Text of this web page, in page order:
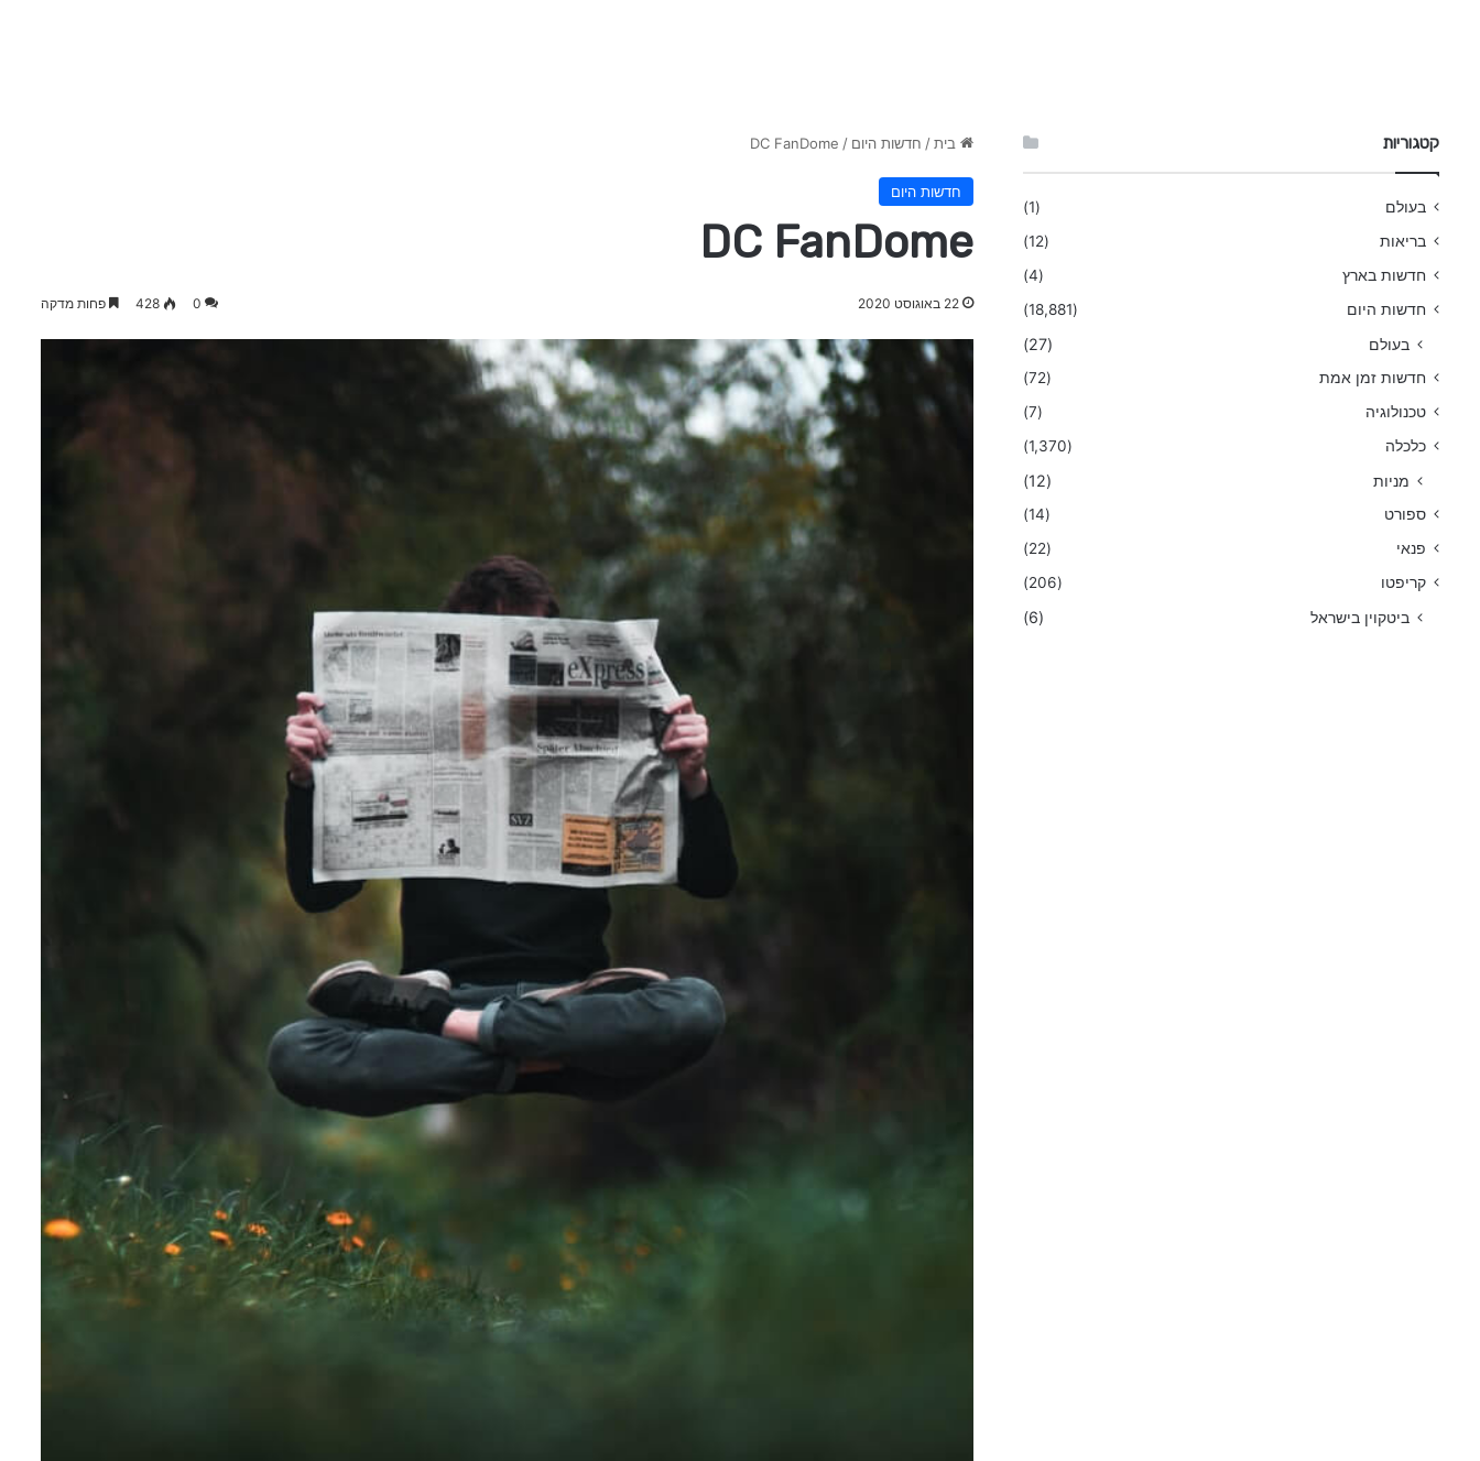
בית / חדשות היום /
DC FanDome
חדשות היום
DC FanDome
22 באוגוסט 2020 0
428 פחות מדקה
קטגוריות
בעולם
(1)
בריאות
(12)
חדשות בארץ
(4)
חדשות היום
(18,881)
בעולם (27)
חדשות זמן אמת
(72)
טכנולוגיה
(7)
כלכלה
(1,370)
מניות (12)
ספורט
(14)
פנאי
(22)
קריפטו
(206)
ביטקוין בישראל (6)